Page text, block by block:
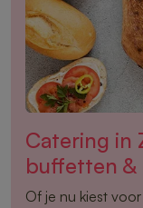
Catering in
buffetten
Of je nu kiest